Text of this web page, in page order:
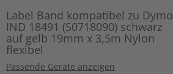
Label Band kompatibel zu Dymo
IND 18491 (S0718090) schwarz
auf gelb 19mm x 3,5m Nylon
flexibel
Passende Geräte anzeigen